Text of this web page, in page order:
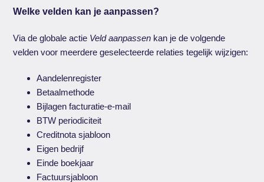
Welke velden kan je aanpassen?
Via de globale actie Veld aanpassen kan je de volgende
velden voor meerdere geselecteerde relaties tegelijk wijzigen:
Aandelenregister
Betaalmethode
Bijlagen facturatie-e-mail
BTW periodiciteit
Creditnota sjabloon
Eigen bedrijf
Einde boekjaar
Factuursjabloon